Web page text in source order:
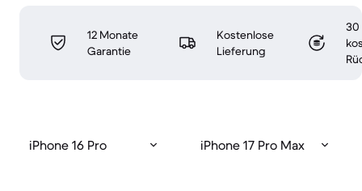
12 Monate
Garantie
Kostenlose
Lieferung
30
iPhone 16 Pro iPhone 17 Pro Max